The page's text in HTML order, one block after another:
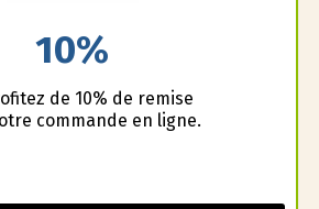
10%
de 10% de remise
commande en ligne.